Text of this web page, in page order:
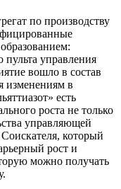
по производству
управления
вошло в состав
изменениям в
есть
роста не только
управляющей
который
рост и
можно получать